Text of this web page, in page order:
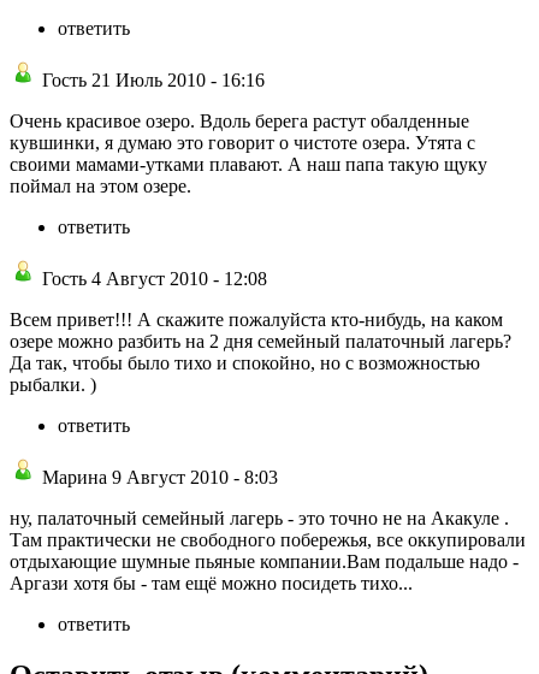
ответить
Гость 21 Июль 2010 - 16:16
Очень красивое озеро. Вдоль берега растут обалденные
кувшинки, я думаю это говорит о чистоте озера. Утята с
своими мамами-утками плавают. А наш папа такую щуку
поймал на этом озере.
ответить
Гость 4 Август 2010 - 12:08
Всем привет!!! А скажите пожалуйста кто-нибудь, на каком
озере можно разбить на 2 дня семейный палаточный лагерь?
Да так, чтобы было тихо и спокойно, но с возможностью
рыбалки. )
ответить
Марина 9 Август 2010 - 8:03
ну, палаточный семейный лагерь - это точно не на Акакуле .
Там практически не свободного побережья, все оккупировали
отдыхающие шумные пьяные компании.Вам подальше надо -
Аргази хотя бы - там ещё можно посидеть тихо...
ответить